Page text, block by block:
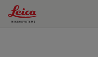
Leica Microsystems Logo